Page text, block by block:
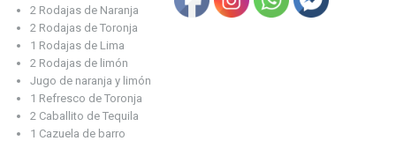
2 Rodajas de Naranja
2 Rodajas de Toronja
1 Rodajas de Lima
2 Rodajas de limón
Jugo de naranja y limón
1 Refresco de Toronja
2 Caballito de Tequila
1 Cazuela de barro